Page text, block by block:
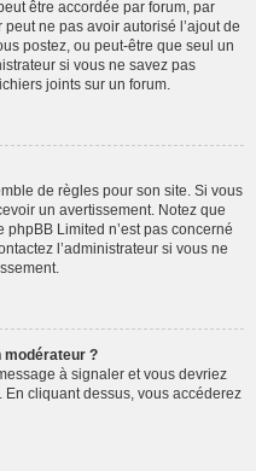
être accordée par forum, par
ne pas avoir autorisé l’ajout de
postez, ou peut-être que seul un
si vous ne savez pas
joints sur un forum.
de règles pour son site. Si vous
un avertissement. Notez que
phpBB Limited n’est pas concerné
l’administrateur si vous ne
modérateur ?
à signaler et vous devriez
cliquant dessus, vous accéderez